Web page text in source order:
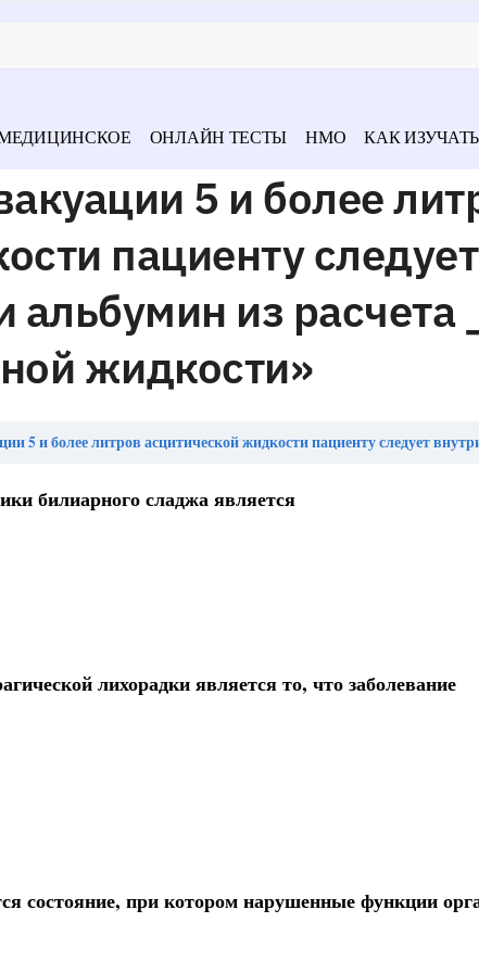
ОНЛАЙН ТЕСТЫ НМО КАК ИЗУЧАТЬ
5 и более
пациенту следует
из расчета
жидкости»
асцитической жидкости пациенту следует внутривенно ввести альбумин из расчета _____ гр на 1 литр
билиарного сладжа является
лихорадки является то, что заболевание
состояние, при котором нарушенные функции